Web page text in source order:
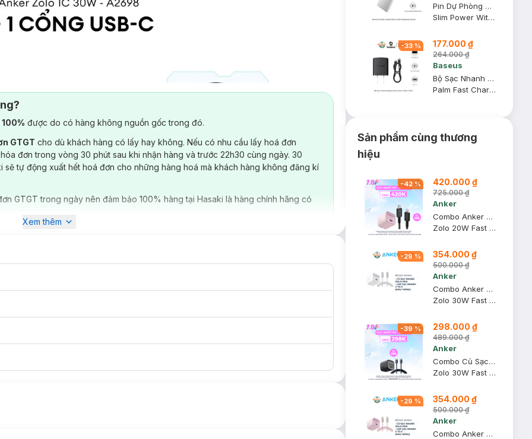
được do có hàng không nguồn gốc trong đó.
GTGT cho dù khách hàng có lấy hay không. Nếu có nhu cầu lấy hoá đơn
đơn trong vòng 30 phút sau khi nhận hàng và trước 22h30 cùng ngày. 30
sẽ tự động xuất hết hoá đơn cho những hàng hoá mà khách hàng không đăng kí
GTGT trong ngày nên đảm bảo 100% hàng tại Hasaki là hàng chính hãng có
Xem thêm
Pin Dự Phòng Anker Zolo A110D 10000mAh 22.5W Màu Trắng
Slim Power With Built-In 90° Cable
-33 % 177.000 ₫
264.000 ₫
Baseus
Bộ Sạc Nhanh Baseus Palm 20W 1 Cổng Type C
Palm Fast Charger 1C 20W US Cluster Black
Sản phẩm cùng thương
hiệu
-42% 420.000 ₫
725.000 ₫
Anker
Combo Anker Củ Sạc Nhanh 1C Zolo A2699 20W Màu Hồng + Cáp Sạc Nhanh C To Lightning 322 30W 1.8m Màu Đen
Zolo 20W Fast Charger + 322 USB-C to Lightning Cable
-29% 354.000 ₫
500.000 ₫
Anker
Combo Anker Củ Sạc Nhanh 1C Zolo A2698 30W + Cáp Sạc Nhanh C To C Zolo A8060 240W 1m (Màu Trắng)
Zolo 30W Fast Charger + Durable, Braided Fast Charging Cable
-39 % 298.000 ₫
489.000 ₫
Anker
Combo Củ Sạc Nhanh Anker 1C Zolo A2698 30W Màu Đen + Cáp Sạc Nhanh Baseus C To C Dynamic 4 Series 100W 1m Màu Xám Xanh
Zolo 30W Fast Charger + Dynamic 4 Fast Charging Data Cable USB-C To USB-C 100W 1m Cosmic Black
-29% 354.000 ₫
500.000 ₫
Anker
Combo Anker Củ Sạc Nhanh 1C Zolo A2698 30W + Cáp Sạc Nhanh C To C Zolo A8060 240W 1m (Màu Hồng)